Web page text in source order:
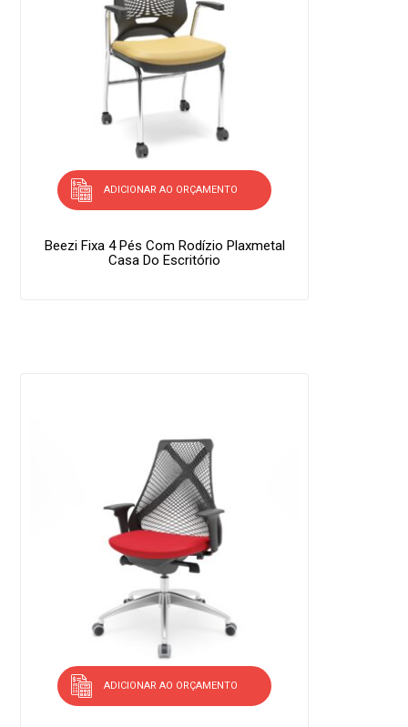
ADICIONAR AO ORÇAMENTO
Beezi Fixa 4 Pés Com Rodízio Plaxmetal
Casa Do Escritório
ADICIONAR AO ORÇAMENTO